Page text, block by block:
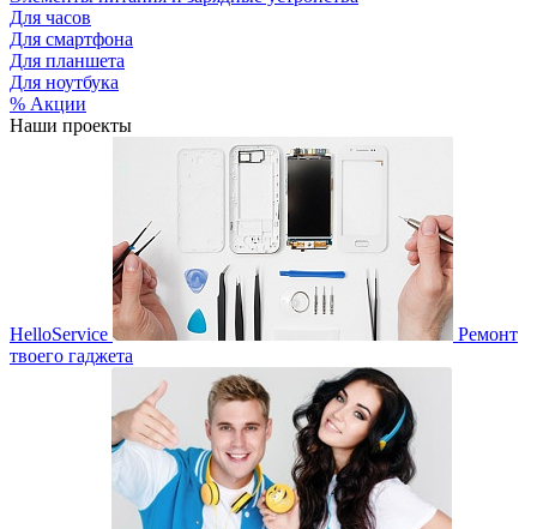
Для часов
Для смартфона
Для планшета
Для ноутбука
% Акции
Наши проекты
HelloService
Ремонт
твоего гаджета